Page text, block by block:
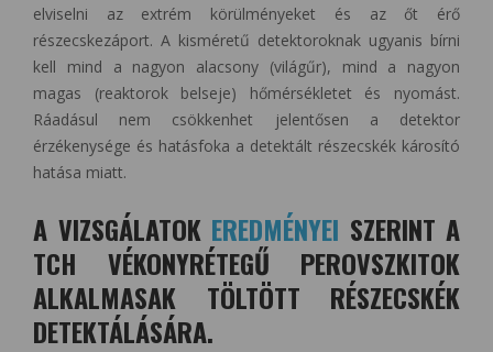
elviselni az extrém körülményeket és az őt érő
részecskezáport. A kisméretű detektoroknak ugyanis bírni
kell mind a nagyon alacsony (világűr), mind a nagyon
magas (reaktorok belseje) hőmérsékletet és nyomást.
Ráadásul nem csökkenhet jelentősen a detektor
érzékenysége és hatásfoka a detektált részecskék károsító
hatása miatt.
A VIZSGÁLATOK EREDMÉNYEI SZERINT A
TCH VÉKONYRÉTEGŰ PEROVSZKITOK
ALKALMASAK TÖLTÖTT RÉSZECSKÉK
DETEKTÁLÁSÁRA.